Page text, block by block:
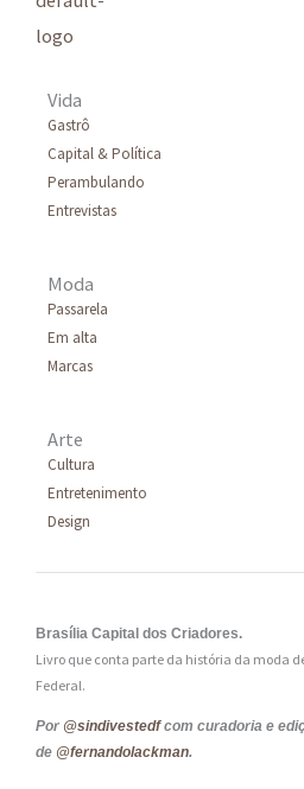
Vida
Gastrô
Capital & Política
Perambulando
Entrevistas
Moda
Passarela
Em alta
Marcas
Arte
Cultura
Entretenimento
Design
Brasília Capital dos Criadores.
Livro que conta parte da história da moda
Federal.
Por @sindivestedfcom curadoria e
de @fernandolackman.